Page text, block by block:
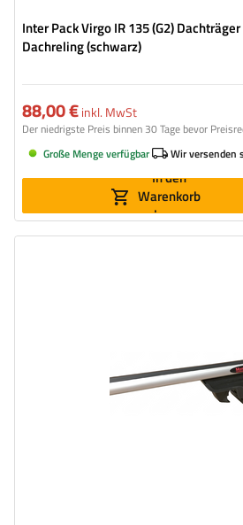
Inter Pack Virgo IR 135 (G2)
Dachreling (schwarz)
88,00 €inkl. MwSt
Der niedrigste Preis binnen 30 Tage bevor
Große Menge verfügbar
Wir versenden
In den
Warenkorb
legen